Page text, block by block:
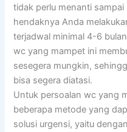
tidak perlu menanti
hendaknya Anda
terjadwal minimal 4-6
wc yang mampet ini
sesegera mungkin,
bisa segera diatasi.
Untuk persoalan wc yang
beberapa metode yang
solusi urgensi, yaitu